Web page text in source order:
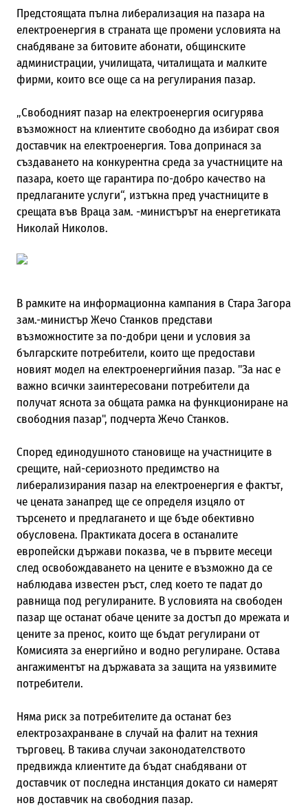
Предстоящата пълна либерализация на пазара на
електроенергия в страната ще промени условията на
снабдяване за битовите абонати, общинските
администрации, училищата, читалищата и малките
фирми, които все още са на регулирания пазар.
„Свободният пазар на електроенергия осигурява
възможност на клиентите свободно да избират своя
доставчик на електроенергия. Това допринася за
създаването на конкурентна среда за участниците на
пазара, което ще гарантира по-добро качество на
предлаганите услуги“, изтъкна пред участниците в
срещата във Враца зам. -министърът на енергетиката
Николай Николов.
В рамките на информационна кампания в Стара Загора
зам.-министър Жечо Станков представи
възможностите за по-добри цени и условия за
българските потребители, които ще предостави
новият модел на електроенергийния пазар. "За нас е
важно всички заинтересовани потребители да
получат яснота за общата рамка на функциониране на
свободния пазар", подчерта Жечо Станков.
Според единодушното становище на участниците в
срещите, най-сериозното предимство на
либерализирания пазар на електроенергия е фактът,
че цената занапред ще се определя изцяло от
търсенето и предлагането и ще бъде обективно
обусловена. Практиката досега в останалите
европейски държави показва, че в първите месеци
след освобождаването на цените е възможно да се
наблюдава известен ръст, след което те падат до
равнища под регулираните. В условията на свободен
пазар ще останат обаче цените за достъп до мрежата и
цените за пренос, които ще бъдат регулирани от
Комисията за енергийно и водно регулиране. Остава
ангажиментът на държавата за защита на уязвимите
потребители.
Няма риск за потребителите да останат без
електрозахранване в случай на фалит на техния
търговец. В такива случаи законодателството
предвижда клиентите да бъдат снабдявани от
доставчик от последна инстанция докато си намерят
нов доставчик на свободния пазар.